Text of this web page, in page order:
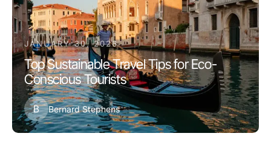
JANUARY 30, 2026
Top Sustainable Travel Tips for Eco-
Conscious Tourists
B Bernard Stephens